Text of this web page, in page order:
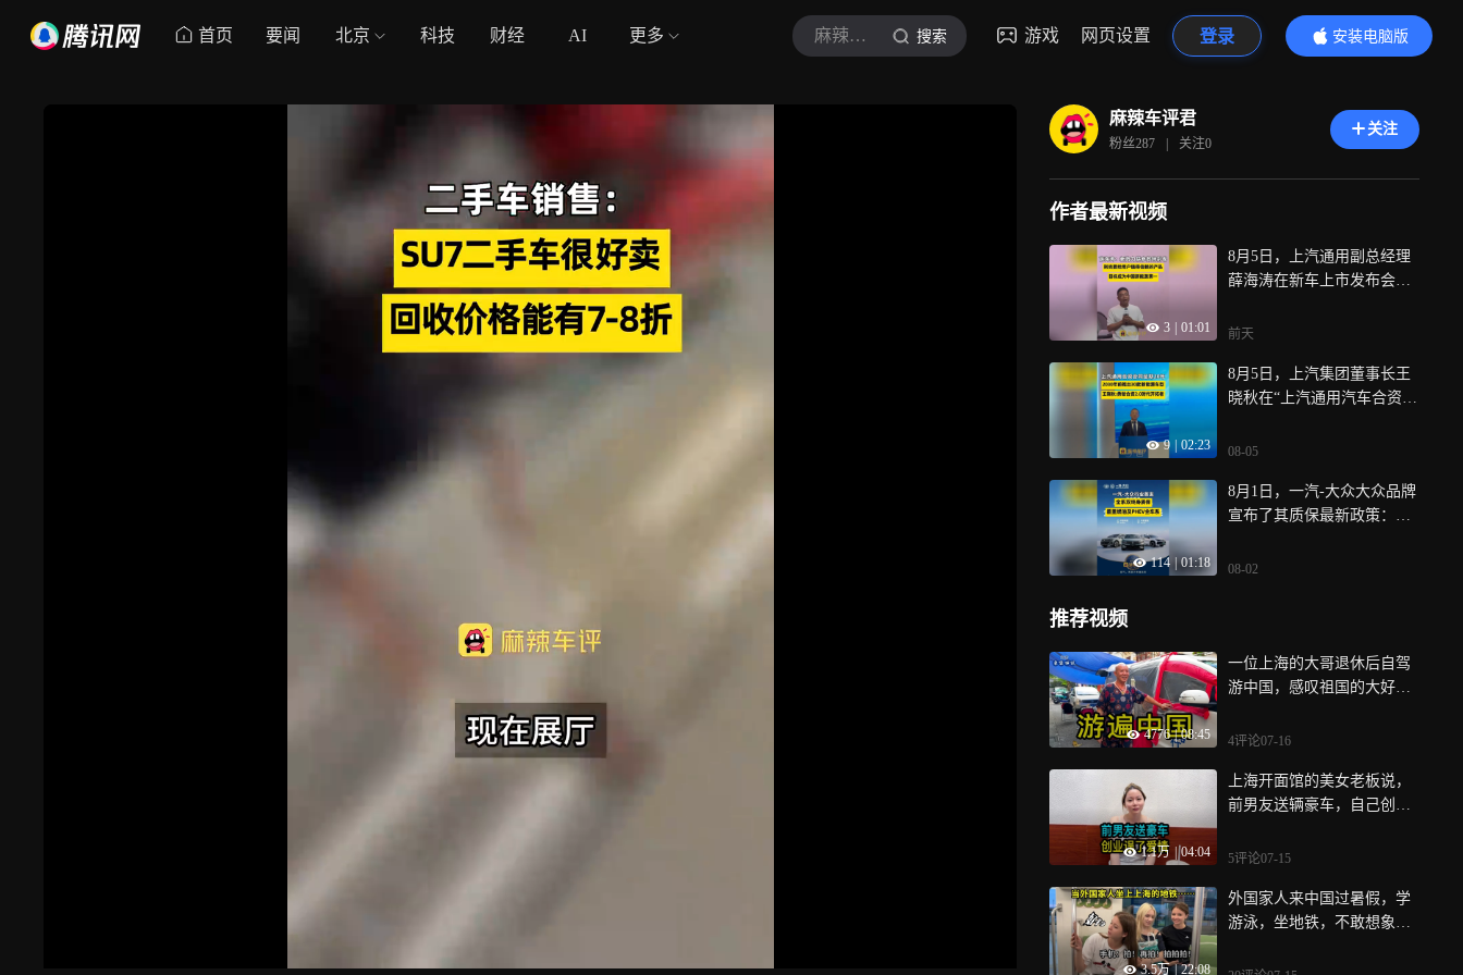
首页 要闻 北京 科技 财经 AI 更多 麻辣车评君 搜索 游戏 网页设置 登录
安装电脑版
内容更精彩
麻辣车评君
粉丝287 | 关注0
关注
作者最新视频
3 01:01
8月5日，上汽通用副总经理
薛海涛在新车上市发布会上
为中国新能源车市场第一，
加速、拼智能、拼配置、拼
参数，而且特别特别卷，但
用户来讲，最重要的是信任
户带来这种信任感，对于大
家认为别克在新能源转型过
真正想做到的是给大家提供
前天
9 02:23
8月5日，上汽集团董事长王
晓秋在“上汽通用汽车合资续
双方支持下，上汽通用已构
本土化能力体系，新能源智
能网联领域布局全面提速，
的韧性和潜力，基于对上汽
王晓秋董事长还在会上对上
汽通用提出三点希望，要勇
资赛道上率先勇立潮头，目
源车型
08-05
114 | 01:18
8月1日，一汽-大众大众品牌
宣布了其质保最新政策：该
车型的新购车主将推出“全系
牌，此举打破了业内普遍实
行的整车“3年/10万公里”、
解了核心部件后期维修成本
既省钱又省心，为汽车服务
树立全新标杆， 根据官方解
“整车终身质保”与“原装备件
底盘、电气系统等，以及发
动机、变速箱、发电机、空
还包含用户在授权经销商处
08-02
推荐视频
4776 | 08:45
一位上海的大哥退休后自驾
游中国，感叹祖国的大好河
4评论07-16
1.1万 04:04
上海开面馆的美女老板说，
前男友送辆豪车，自己创业
5评论07-15
3.5万 | 22:08
外国家人来中国过暑假，学
游泳，坐地铁，不敢想象上